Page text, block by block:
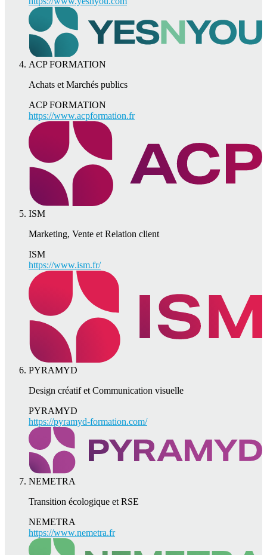
ACP FORMATION
Achats et Marchés publics
ACP FORMATION
https://www.acpformation.fr
ISM
Marketing, Vente et Relation client
ISM
https://www.ism.fr/
PYRAMYD
Design créatif et Communication visuelle
PYRAMYD
https://pyramyd-formation.com/
NEMETRA
Transition écologique et RSE
NEMETRA
https://www.nemetra.fr